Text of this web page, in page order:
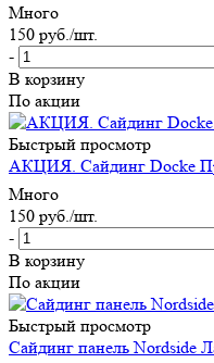
Много
150 руб./шт.
-
В корзину
По акции
Быстрый просмотр
АКЦИЯ. Сайдинг Docke
Много
150 руб./шт.
-
В корзину
По акции
Быстрый просмотр
Сайдинг панель Nordside